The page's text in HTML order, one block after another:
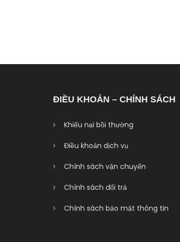
ĐIỀU KHOẢN – CHÍNH SÁCH
Khiếu nại bồi thường
Điều khoản dịch vụ
Chính sách vận chuyển
Chính sách đổi trả
Chính sách bảo mật thông tin